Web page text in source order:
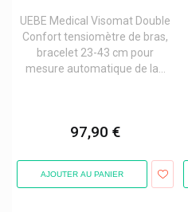
UEBE Medical Visomat Double
Confort tensiomètre de bras,
bracelet 23-43 cm pour
mesure automatique de la...
97,90 €
AJOUTER AU PANIER